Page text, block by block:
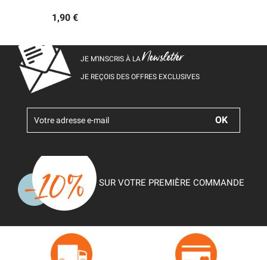
1,90 €
JE M’INSCRIS À LANewsletter
JE REÇOIS DES OFFRES EXCLUSIVES
SUR VOTRE PREMIÈRE COMMANDE